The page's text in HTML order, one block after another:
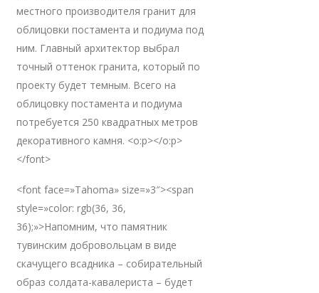
местного производителя гранит для
облицовки постамента и подиума под
ним. Главный архитектор выбрал
точный оттенок гранита, который по
проекту будет темным. Всего на
облицовку постамента и подиума
потребуется 250 квадратных метров
декоративного камня. <o:p></o:p>
</font>
<font face=»Tahoma» size=»3″><span
style=»color: rgb(36, 36,
36);»>Напомним, что памятник
тувинским добровольцам в виде
скачущего всадника – собирательный
образ солдата-кавалериста – будет